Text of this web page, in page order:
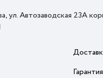
ул. Автозаводская 23А
Гарантия